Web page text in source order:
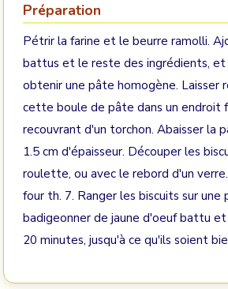
Préparation
Pétrir la farine et le beurre ramolli.
battus et le reste des ingrédients, et
obtenir une pâte homogène. Laisser
cette boule de pâte dans un endroit
recouvrant d'un torchon. Abaisser la
1.5 cm d'épaisseur. Découper les
roulette, ou avec le rebord d'un
four th. 7. Ranger les biscuits sur une
badigeonner de jaune d'oeuf battu et
20 minutes, jusqu'à ce qu'ils soient